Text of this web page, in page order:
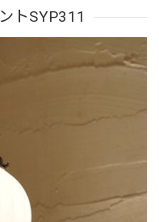
トSYP311